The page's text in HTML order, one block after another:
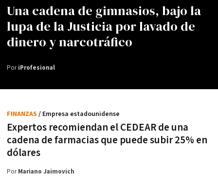
Una cadena de gimnasios, bajo la
lupa de la Justicia por lavado de
dinero y narcotráfico
PoriProfesional
Expertos recomiendan el CEDEAR de una
cadena de farmacias que puede subir 25% en
dólares
FINANZAS / Empresa estadounidense
PorMariano Jaimovich